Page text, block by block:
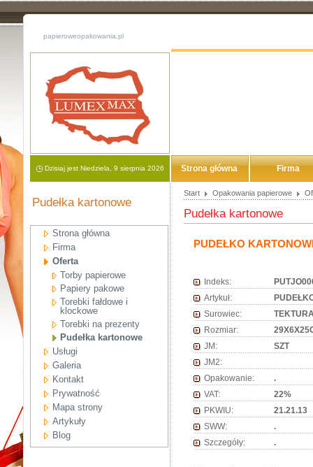
papieroweopakowania.pl
Dzisiaj jest Niedziela, 9 sierpnia 2026 Strona główna Firma
Pudełka kartonowe
Strona główna
Firma
Oferta
Torby papierowe
Papiery pakowe
Torebki fałdowe i
klockowe
Torebki na prezenty
Pudełka kartonowe
Usługi
Galeria
Kontakt
Prywatność
Mapa strony
Artykuły
Blog
Start Opakowania papierowe
Pudełka kartonowe
PUDEŁKO
Indeks:
Artykuł:
Surowiec:
Rozmiar:
JM:
SZT
JM2:
Opakowanie:
.
VAT:
22%
PKWIU:
21.21.13
SWW:
.
Szczegóły:
.